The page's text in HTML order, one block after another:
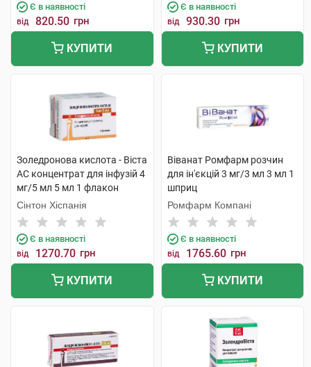
Є в наявності
від 820.50 грн
КУПИТИ
Є в наявності
від 930.30 грн
КУПИТИ
Золедронова кислота - Віста
АС концентрат для інфузій 4
мг/5 мл 5 мл 1 флакон
Сінтон Хіспанія
Є в наявності
від 1270.70 грн
КУПИТИ
Віванат Ромфарм розчин
для ін'єкцій 3 мг/3 мл 3 мл 1
шприц
Ромфарм Компані
Є в наявності
від 1765.60 грн
КУПИТИ